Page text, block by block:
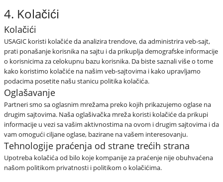
4. Kolačići
Kolačići
USAGIC koristi kolačiće da analizira trendove, da administrira veb-sajt,
prati ponašanje korisnika na sajtu i da prikuplja demografske informacije
o korisnicima za celokupnu bazu korisnika. Da biste saznali više o tome
kako koristimo kolačiće na našim veb-sajtovima i kako upravljamo
podacima posetite našu stanicu politika kolačića.
Oglašavanje
Partneri smo sa oglasnim mrežama preko kojih prikazujemo oglase na
drugim sajtovima. Naša oglašivačka mreža koristi kolačiće da prikupi
informacije u vezi sa vašim aktivnostima na ovom i drugim sajtovima i da
vam omogući ciljane oglase, bazirane na vašem interesovanju.
Tehnologije praćenja od strane trećih strana
Upotreba kolačića od bilo koje kompanije za praćenje nije obuhvaćena
našom politikom privatnosti i politikom o kolačićima.